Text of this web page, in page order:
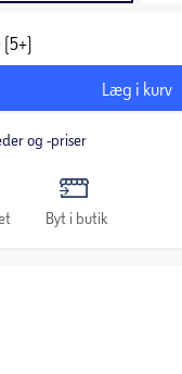
Læg i kurv
og -priser
Byt i butik